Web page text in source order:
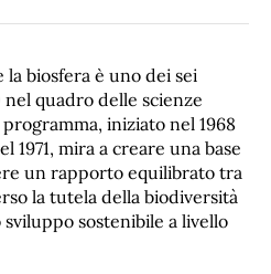
la biosfera è uno dei sei
nel quadro delle scienze
iniziato nel 1968
mira a creare una base
un rapporto equilibrato tra
la tutela della biodiversità
sostenibile a livello